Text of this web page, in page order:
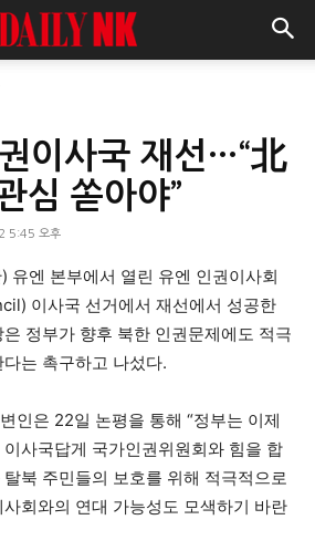
이사국 재선…“北
심 쏟아야”
5:45 오후
유엔 본부에서 열린 유엔 인권이사회
이사국 선거에서 재선에서 성공한
정부가 향후 북한 인권문제에도 적극
는 촉구하고 나섰다.
인은 22일 논평을 통해 “정부는 이제
사국답게 국가인권위원회와 힘을 합
북 주민들의 보호를 위해 적극적으로
회와의 연대 가능성도 모색하기 바란